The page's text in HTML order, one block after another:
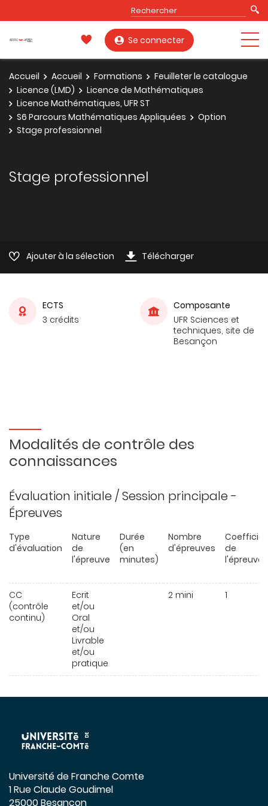
Se connecter
Accueil Accueil Formations
Feuilleter le catalogue
Licence (LMD)
Licence de Mathématiques
Licence Mathématiques, UFR ST
S6 Parcours Mathématiques Appliquées
Option
Stage professionnel
Stage professionnel
Ajouter à la sélection Télécharger
ECTS
3 crédits
Composante
UFR Sciences et
techniques, site de
Besançon
Modalités de contrôle des
connaissances
Évaluation initiale / Session principale -
Épreuves
Type
d'évaluation
Nature
de
l'épreuve
Durée
(en
minutes)
Nombre
d'épreuves
de
l'épreuve
CC
(contrôle
continu)
Ecrit
et/ou
Oral
et/ou
Livrable
et/ou
pratique
2 mini 1
Université de Franche Comte
1 Rue Claude Goudimel
25000 Besançon